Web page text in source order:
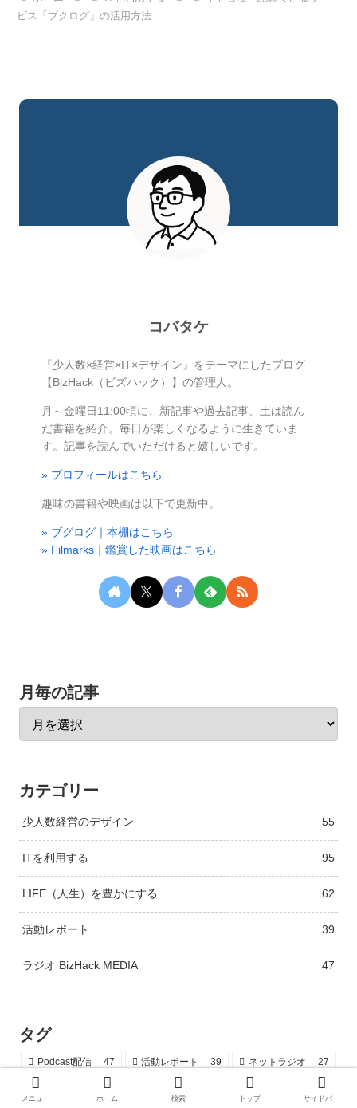
ビス「ブクログ」の活用方法
コバタケ
『少人数×経営×IT×デザイン』をテーマにしたブログ
【BizHack（ビズハック）】の管理人。
月～金曜日11:00頃に、新記事や過去記事、土は読ん
だ書籍を紹介。毎日が楽しくなるように生きていま
す。記事を読んでいただけると嬉しいです。
» プロフィールはこちら
趣味の書籍や映画は以下で更新中。
» ブグログ｜本棚はこちら
» Filmarks｜鑑賞した映画はこちら
月毎の記事
カテゴリー
少人数経営のデザイン 55
ITを利用する 95
LIFE（人生）を豊かにする 62
活動レポート 39
ラジオ BizHack MEDIA 47
タグ
Podcast配信 47 活動レポート 39 ネットラジオ 27
ラジオインタビュー 電子申請 12 11
メニュー ホーム 検索 トップ サイドバー